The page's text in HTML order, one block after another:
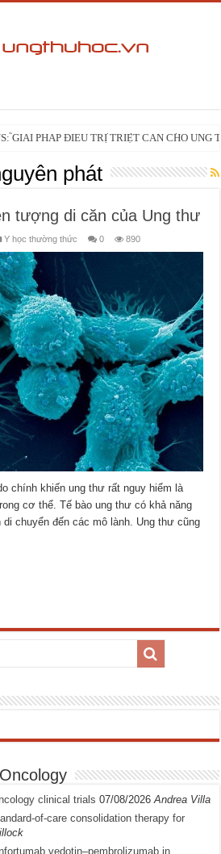
thuật TRIANGLE cắt khối tá tụy tiếp cận
GIẢI PHÁP ĐIỀU TRỊ TRIỆT CĂN CHO UNG
liệu trình xạ trị vùng đầu – cổ
phát
tượng di căn của Ung thư
Y học thường thức 0 890
chính khiến ung thư rất nguy hiểm là
cơ thể. Tế bào ung thư có khả năng
chuyển đến các mô lành. Ung thư cũng
clinical trials 07/08/2026 Andrea Villa
of-care consolidation therapy for
vedotin–pembrolizumab in